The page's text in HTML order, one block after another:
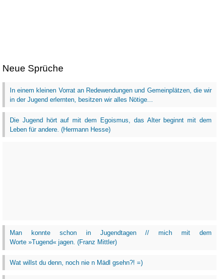
Neue Sprüche
In einem kleinen Vorrat an Redewendungen und Gemeinplätzen, die wir
in der Jugend erlernten, besitzen wir alles Nötige...
Die Jugend hört auf mit dem Egoismus, das Alter beginnt mit dem
Leben für andere. (Hermann Hesse)
Man konnte schon in Jugendtagen // mich mit dem
Worte »Tugend« jagen. (Franz Mittler)
Wat willst du denn, noch nie n Mädl gsehn?! =)